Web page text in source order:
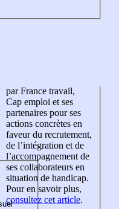
par France travail,
Cap emploi et ses
partenaires pour ses
actions concrètes en
faveur du recrutement,
de l’intégration et de
l’accompagnement de
ses collaborateurs en
situation de handicap.
Pour en savoir plus,
consultez cet article.